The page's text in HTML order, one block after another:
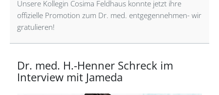
Unsere Kollegin Cosima Feldhaus konnte jetzt ihre
offizielle Promotion zum Dr. med. entgegennehmen- wir
gratulieren!
Dr. med. H.-Henner Schreck im
Interview mit Jameda